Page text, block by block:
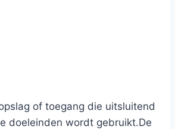
of toegang die uitsluitend
doeleinden wordt gebruikt.De